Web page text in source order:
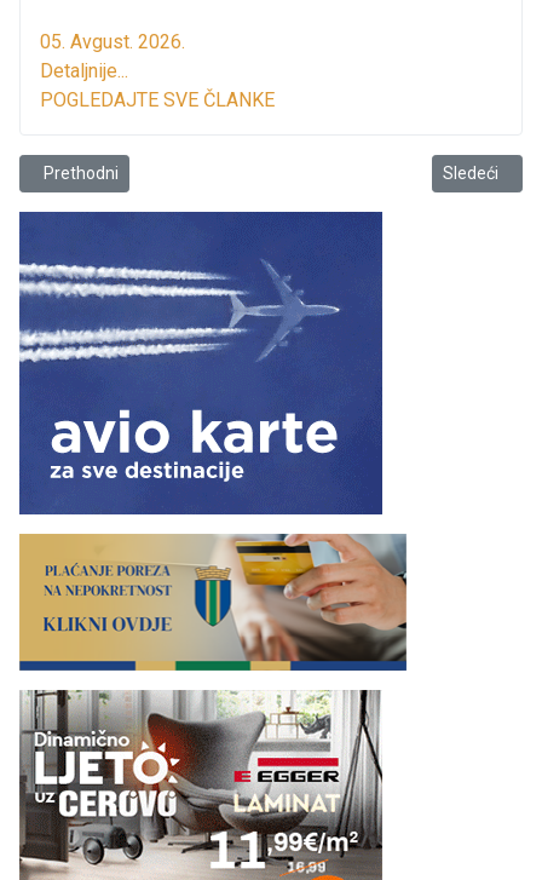
05. Avgust. 2026.
Detaljnije...
POGLEDAJTE SVE ČLANKE
Prethodni članak: Podaci Monstata pokazuju – dobro je!
Prethodni Sledeći
Sledeći